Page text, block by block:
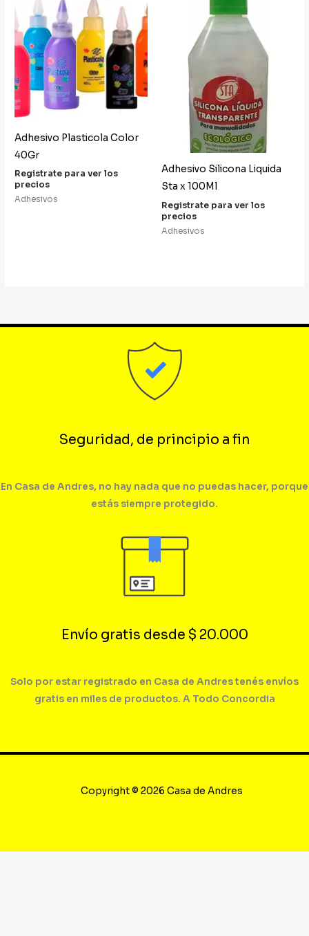
Adhesivo Plasticola Color
40Gr
Registrate para ver los
precios
Adhesivos
Adhesivo Silicona Liquida
Sta x 100Ml
Registrate para ver los
precios
Adhesivos
Seguridad, de principio a fin
En Casa de Andres, no hay nada que no puedas hacer, porque
estás siempre protegido.
Envío gratis desde $ 20.000
Solo por estar registrado en Casa de Andres tenés envíos
gratis en miles de productos. A Todo Concordia
Copyright © 2026 Casa de Andres